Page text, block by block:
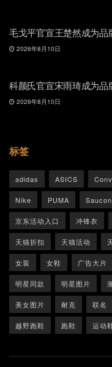
毛戈平官宣王楚然成为品
2026年8月10日
科颜氏官宣宋雨琦成为品
2026年8月10日
标签
adidas ASICS
Nike PUMA
京东活动入口 冲锋衣
天猫折扣 天猫活动
女装 女鞋 广告大片
明星同款 明星图片
美女图片 耐克 联名
越野跑鞋 跑鞋 运动